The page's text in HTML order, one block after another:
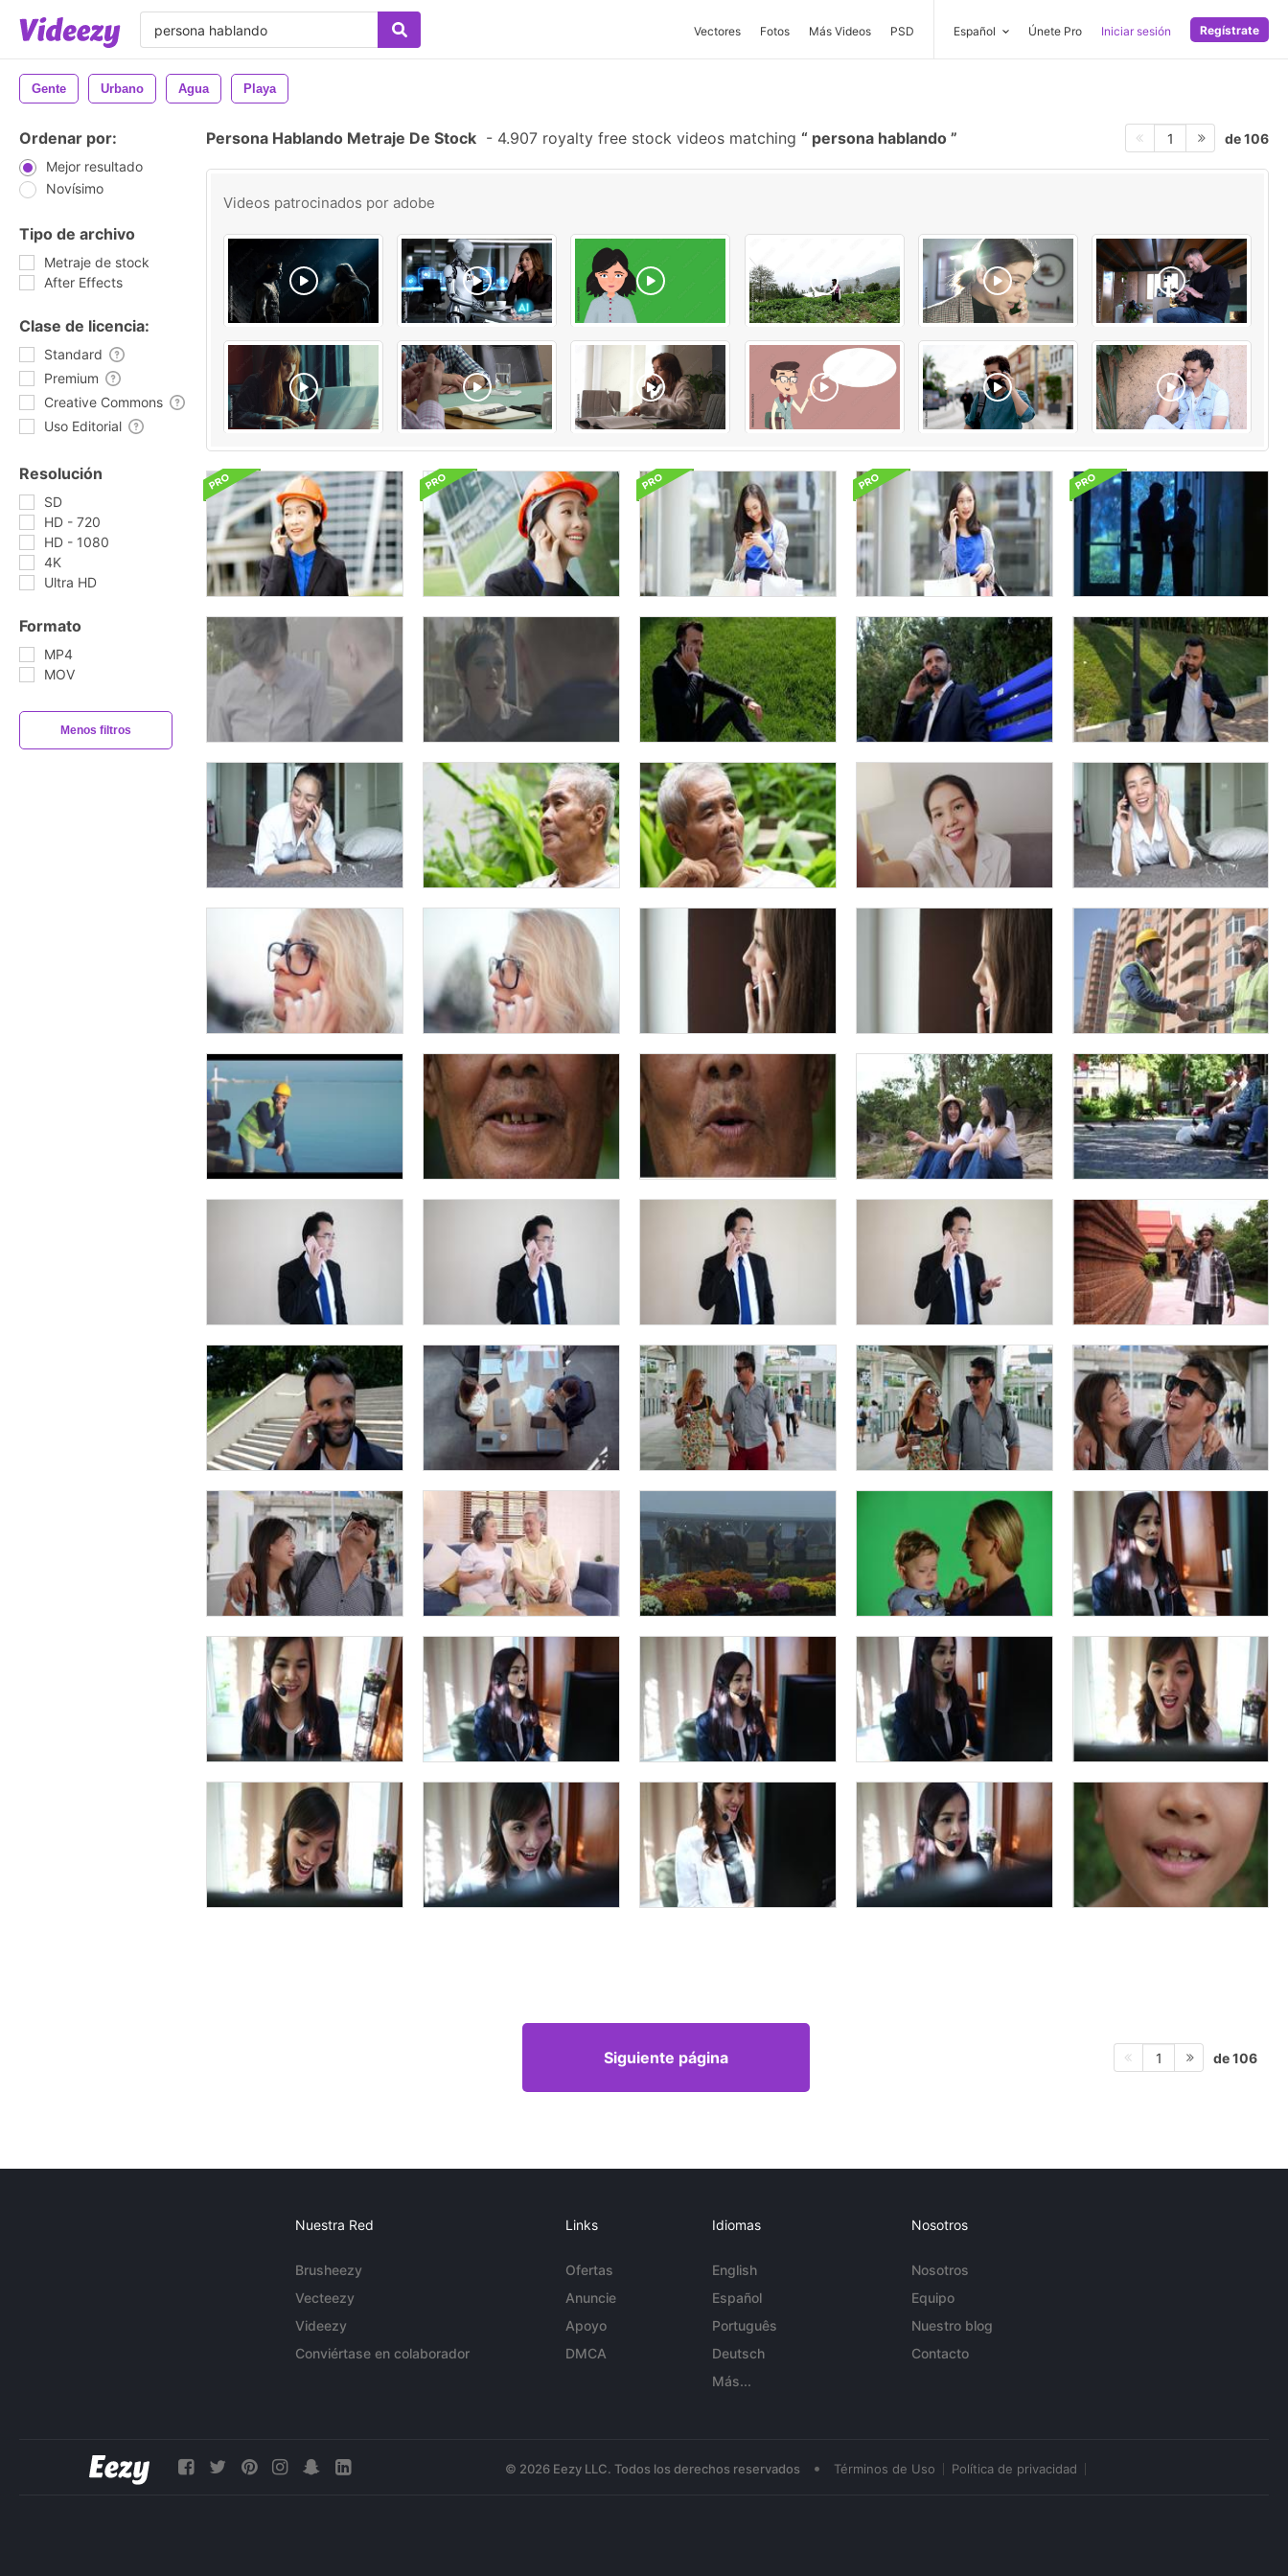
Vectores Fotos Más Videos PSD Español Únete Pro Iniciar sesión Regístrate
Gente Urbano Agua Playa
Ordenar por:
Mejor resultado
Novísimo
Tipo de archivo
Metraje de stock
After Effects
Clase de licencia:
Standard
Premium
Creative Commons
Uso Editorial
Resolución
SD
HD - 720
HD - 1080
4K
Ultra HD
Formato
MP4
MOV
Menos filtros
Persona Hablando Metraje De Stock - 4.907 royalty free stock videos matching persona hablando 1 de 106
Videos patrocinados por adobe
Siguiente página 1 de 106
Nuestra Red
Brusheezy
Vecteezy
Videezy
Conviértase en colaborador
Links
Ofertas
Anuncie
Apoyo
DMCA
Idiomas
English
Español
Português
Deutsch
Más...
Nosotros
Nosotros
Equipo
Nuestro blog
Contacto
© 2026 Eezy LLC. Todos los derechos reservados • Términos de Uso Política de privacidad